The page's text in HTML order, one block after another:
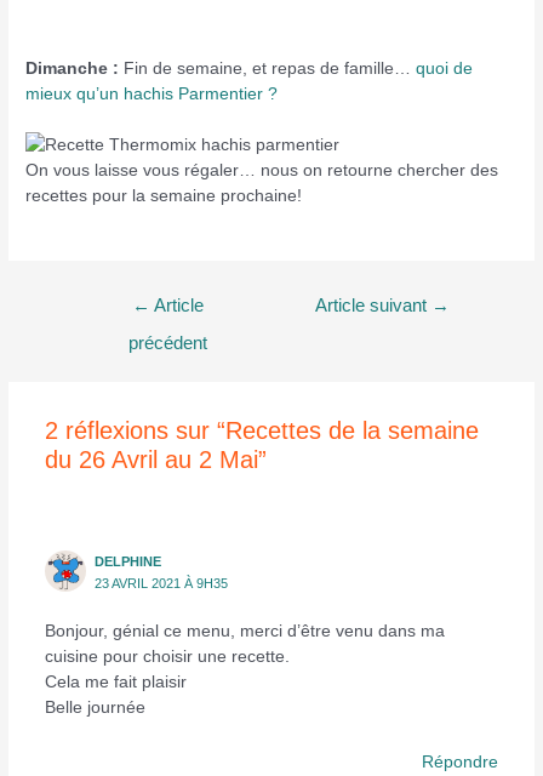
Dimanche : Fin de semaine, et repas de famille…quoi de
mieux qu’un hachis Parmentier ?
On vous laisse vous régaler… nous on retourne chercher des
recettes pour la semaine prochaine!
← Article
précédent
Article suivant →
2 réflexions sur “Recettes de la semaine
du 26 Avril au 2 Mai”
DELPHINE
23 AVRIL 2021 À 9H35
Bonjour, génial ce menu, merci d’être venu dans ma
cuisine pour choisir une recette.
Cela me fait plaisir
Belle journée
Répondre